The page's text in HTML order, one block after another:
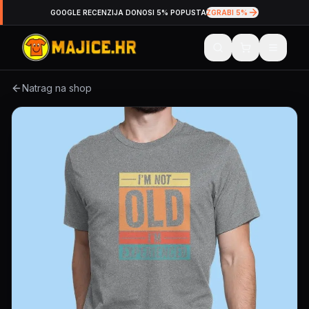
GOOGLE RECENZIJA DONOSI 5% POPUSTAZGRABI 5%
Natrag na shop